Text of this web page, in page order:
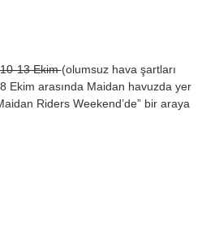
10-13 Ekim(olumsuz hava şartları
Ekim arasında Maidan havuzda yer
Riders Weekend’de” bir araya